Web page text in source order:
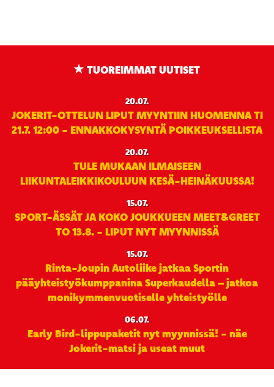
TUOREIMMAT UUTISET
20.07.
JOKERIT-OTTELUN LIPUT MYYNTIIN HUOMENNA TI
21.7. 12:00 - ENNAKKOKYSYNTÄ POIKKEUKSELLISTA
20.07.
TULE MUKAAN ILMAISEEN
LIIKUNTALEIKKIKOULUUN KESÄ-HEINÄKUUSSA!
15.07.
SPORT-ÄSSÄT JA KOKO JOUKKUEEN MEET&GREET
TO 13.8. - LIPUT NYT MYYNNISSÄ
15.07.
Rinta-Joupin Autoliike jatkaa Sportin
pääyhteistyökumppanina Superkaudella – jatkoa
monikymmenvuotiselle yhteistyölle
06.07.
Early Bird-lippupaketit nyt myynnissä! - näe
Jokerit-matsi ja useat muut